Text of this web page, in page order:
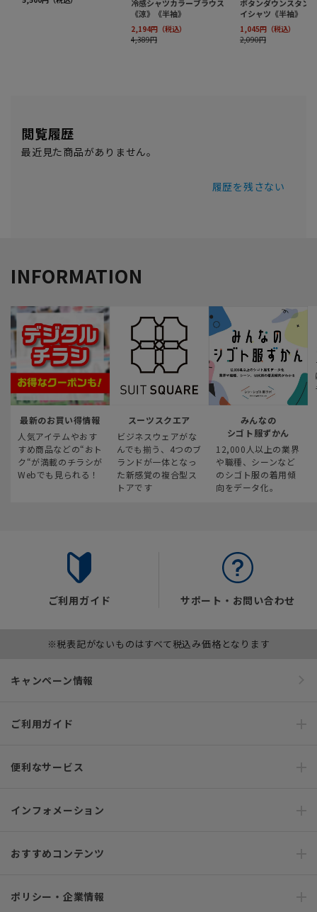
閲覧履歴
最近見た商品がありません。
履歴を残さない
INFORMATION
最新のお買い得情報
人気アイテムやおす
すめ商品などの“おト
ク“が満載のチラシが
Webでも見られる！
スーツスクエア
ビジネスウェアがな
んでも揃う、4つのブ
ランドが一体となっ
た新感覚の複合型ス
トアです
みんなの
シゴト服ずかん
12,000人以上の業界
や職種、シーンなど
のシゴト服の着用傾
向をデータ化。
ご利用ガイド サポート・お問い合わせ
※税表記がないものはすべて税込み価格となります
キャンペーン情報
ご利用ガイド
便利なサービス
インフォメーション
おすすめコンテンツ
ポリシー・企業情報